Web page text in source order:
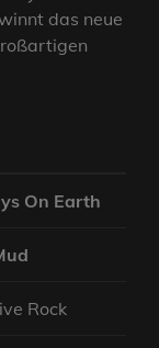
das neue
On Earth
Rock